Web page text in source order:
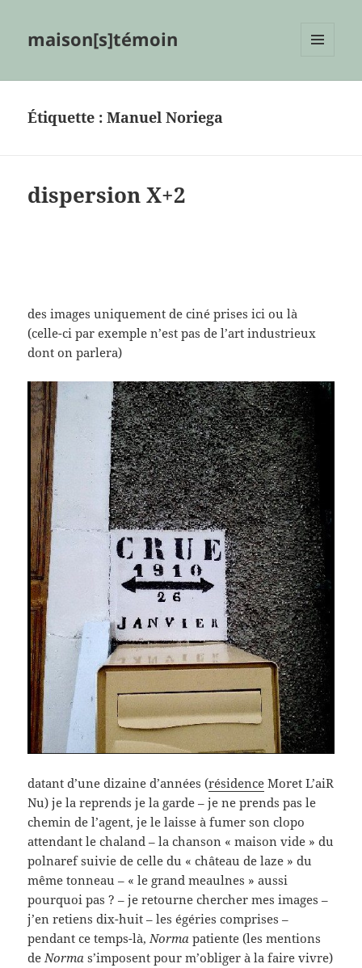
maison[s]témoin
Étiquette :Manuel Noriega
dispersion X+2
des images uniquement de ciné prises ici ou là
(celle-ci par exemple n’est pas de l’art industrieux
dont on parlera)
datant d’une dizaine d’années (résidence Moret L’aiR
Nu) je la reprends je la garde – je ne prends pas le
chemin de l’agent, je le laisse à fumer son clopo
attendant le chaland – la chanson « maison vide » du
polnaref suivie de celle du « château de laze » du
même tonneau – « le grand meaulnes » aussi
pourquoi pas ? – je retourne chercher mes images –
j’en retiens dix-huit – les égéries comprises –
pendant ce temps-là,Normapatiente (les mentions
deNormas’imposent pour m’obliger à la faire vivre)